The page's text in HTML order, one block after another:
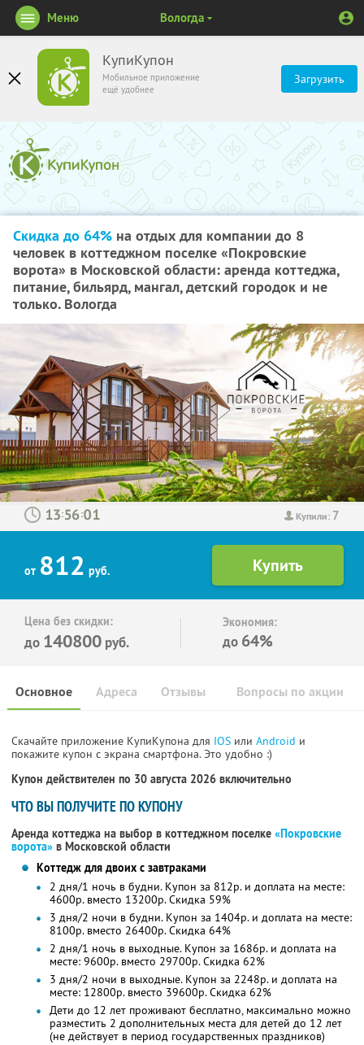
КупиКупон
Мобильное приложение
ещё удобнее
Загрузить
Меню Вологда
Скидка до 64% на отдых для компании до 8
человек в коттеджном поселке «Покровские
ворота» в Московской области: аренда коттеджа,
питание, бильярд, мангал, детский городок и не
только. Вологда
Купили: 7
: :
от 812 руб.
Цена без скидки:
до 140800 руб.
Экономия:
до 64%
Основное Отзывы Вопросы по акции
Адреса
Скачайте приложение КупиКупона для IOS или Android и
покажите купон с экрана смартфона. Это удобно :)
Купон действителен по 30 августа 2026 включительно
ЧТО ВЫ ПОЛУЧИТЕ ПО КУПОНУ
Аренда коттеджа на выбор в коттеджном поселке «Покровские
ворота» в Московской области
Коттедж для двоих с завтраками
2 дня/1 ночь в будни. Купон за 812р. и доплата на месте:
4600р. вместо 13200р. Скидка 59%
3 дня/2 ночи в будни. Купон за 1404р. и доплата на месте:
8100р. вместо 26400р. Скидка 64%
2 дня/1 ночь в выходные. Купон за 1686р. и доплата на
месте: 9600р. вместо 29700р. Скидка 62%
3 дня/2 ночи в выходные. Купон за 2248р. и доплата на
месте: 12800р. вместо 39600р. Скидка 62%
Дети до 12 лет проживают бесплатно, максимально можно
разместить 2 дополнительных места для детей до 12 лет
(не действует в период государственных праздников)